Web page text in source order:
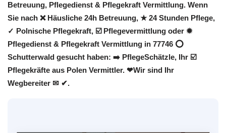
Betreuung, Pflegedienst & Pflegekraft Vermittlung. Wenn
Sie nach ❌ Häusliche 24h Betreuung, ★ 24 Stunden Pflege,
✓ Polnische Pflegekraft, ☑️ Pflegevermittlung oder ✹
Pflegedienst & Pflegekraft Vermittlung in 77746 ⭕
Schutterwald gesucht haben: ➡️ PflegeSchätzle, Ihr ☑️
Pflegekräfte aus Polen Vermittler. ❤Wir sind Ihr
Wegbereiter ✉ ✔.